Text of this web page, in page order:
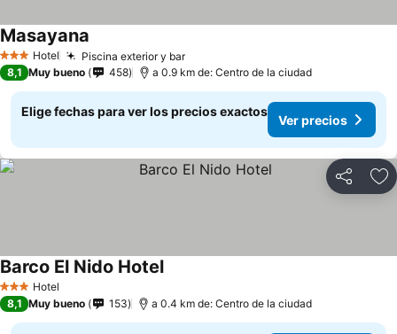
3 Estrellas
Hotel Piscina exterior y bar
Masayana
8,1 Muy bueno 458 a 0.9 km de: Centro de la ciudad
Elige fechas para ver los precios exactos
Ver precios
Compartir
3 Estrellas
Hotel
Barco El Nido Hotel
8,1 Muy bueno 153 a 0.4 km de: Centro de la ciudad